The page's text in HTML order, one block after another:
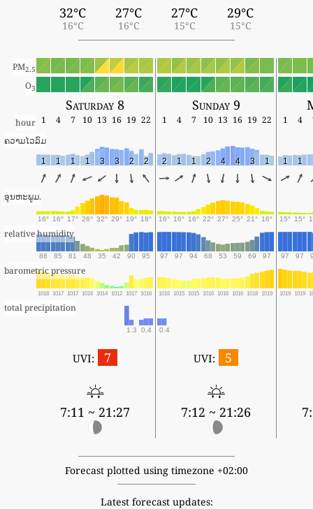
32°C
16°C
27°C
16°C
27°C
15°C
29°C
15°C
PM2.5
O3
Saturday 8 Sunday 9
hour 1 4 7 10 13 16 19 22 1 4 7 10 13 16 19 22 1 4
ຄວາມໄວລົມ
1 1 1 1 3 3 2 2 2 1 1 2 4 4 3 1 1 1
ອຸນຫະພູມ.
16° 16° 17° 26° 32° 29° 19° 18° 16° 16° 16° 22° 27° 25° 21° 16° 15° 15°
relative humidity
88 85 81 48 35 42 90 95 97 97 94 68 53 59 69 97 97 97
barometric pressure
1018 1017 1017 1016 1014 1012 1017 1016 1016 1015 1015 1016 1016 1016 1018 1019 1019 1019
total precipitation
1.3 0.4 0.4
UVI: 7
7:11 ~ 21:27
UVI: 5
7:12 ~ 21:26
Forecast plotted using timezone +02:00
Latest forecast updates: